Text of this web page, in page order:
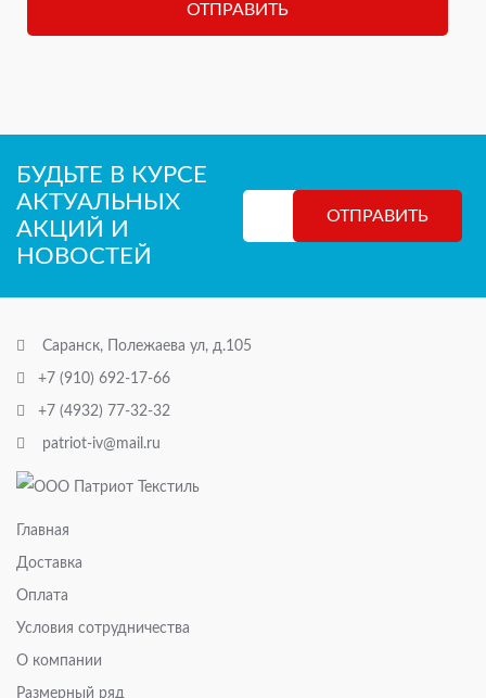
БУДЬТЕ В КУРСЕ
АКТУАЛЬНЫХ
АКЦИЙ И
НОВОСТЕЙ
Саранск, Полежаева ул, д.105
+7 (910) 692-17-66
+7 (4932) 77-32-32
patriot-iv@mail.ru
Главная
Доставка
Оплата
Условия сотрудничества
О компании
Размерный ряд